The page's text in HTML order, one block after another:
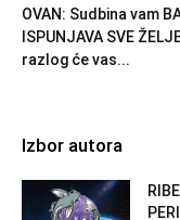
OVAN: Sudbina vam
ISPUNJAVA SVE
razlog će vas...
Izbor autora